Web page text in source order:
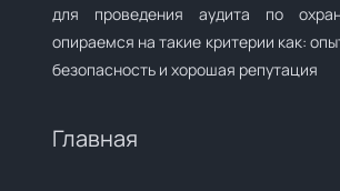
для проведения аудита по
опираемся на такие критерии как:
безопасность и хорошая репутация
Главная